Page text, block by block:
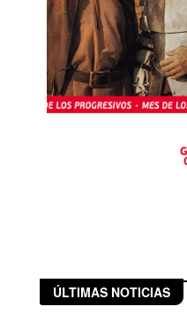
ÚLTIMAS NOTICIAS